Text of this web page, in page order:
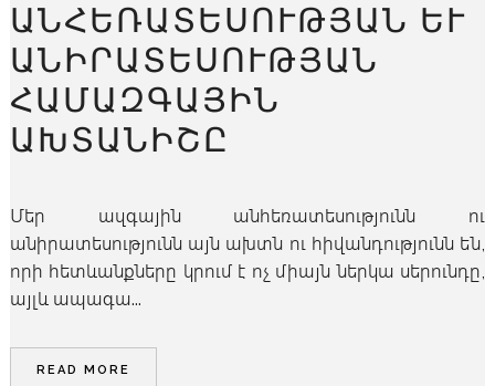
ԱՆՀԵՌԱՏԵՍՈՒԹՅԱՆ ԵՒ Ա
ՆԻՐԱՏԵՍՈՒԹՅԱՆ Հ
ԱՄԱԶԳԱՅԻՆ Ա
ԽՏԱՆԻՇԸ
Մեր ազգային անհեռատեսությունն ու
անիրատեսությունն այն ախտն ու հիվանդությունն են,
որի հետևանքները կրում է ոչ միայն ներկա սերունդը,
այլև ապագա...
READ MORE